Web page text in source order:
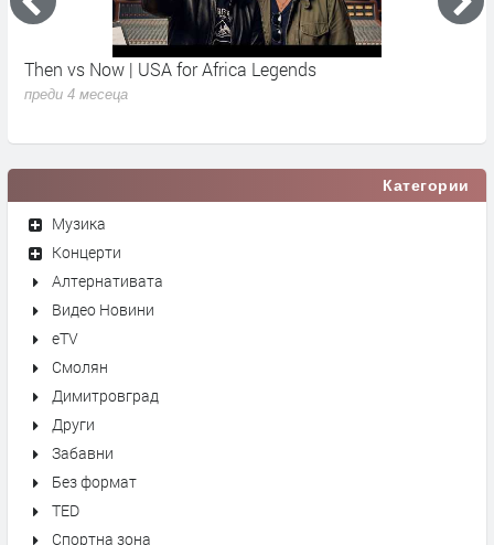
Then vs Now | USA for Africa Legends
преди 4 месеца
Категории
Музика
Концерти
Алтернативата
Видео Новини
eTV
Смолян
Димитровград
Други
Забавни
Без формат
TED
Спортна зона